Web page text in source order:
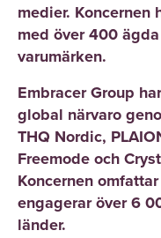
medier.
med över 400
varumärken.
Embracer Group
global närvaro
THQ Nordic,
Freemode och
Koncernen
engagerar över 6
länder.